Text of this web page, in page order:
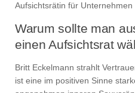
Aufsichtsrätin für Unternehmen
Warum sollte man
einen Aufsichtsrat
Britt Eckelmann strahlt
ist eine im positiven Sinne